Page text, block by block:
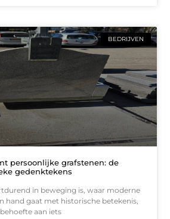
BEDRIJVEN
persoonlijke grafstenen: de
gedenktekens
in beweging is, waar moderne
hand gaat met historische betekenis,
aan iets